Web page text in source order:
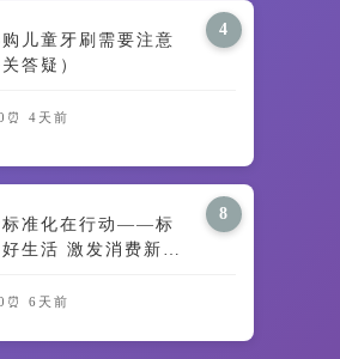
4
儿童牙刷需要注意
答疑）
⏰ 4天前
8
标准化在行动——标
生活 激发消费新动
⏰ 6天前